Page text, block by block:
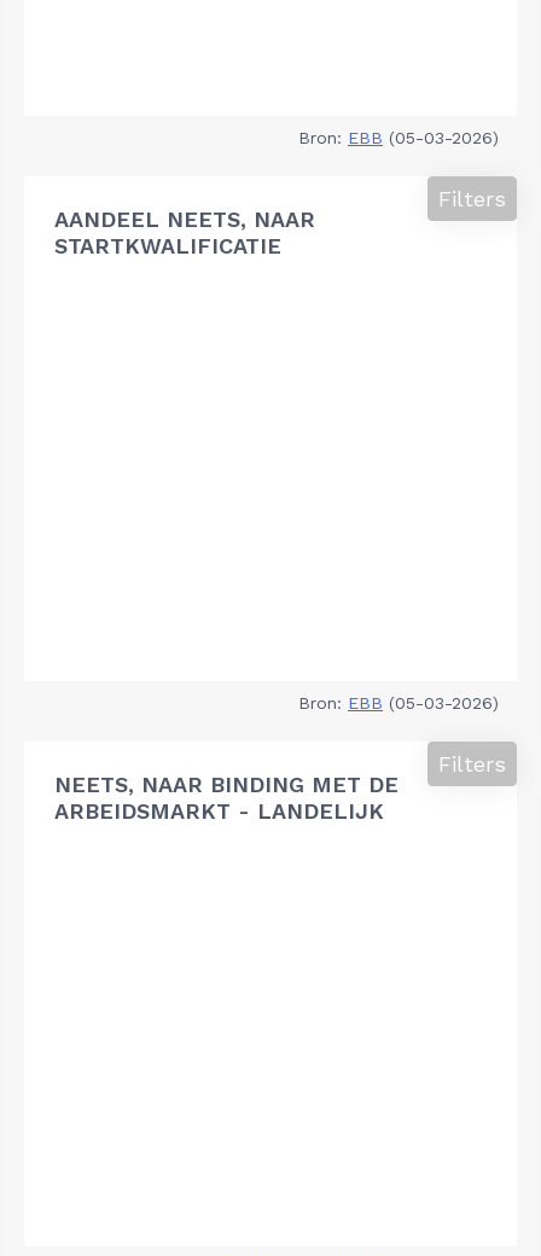
Bron: EBB (05-03-2026)
AANDEEL NEETS, NAAR
STARTKWALIFICATIE
Filters
Bron: EBB (05-03-2026)
NEETS, NAAR BINDING MET DE
ARBEIDSMARKT - LANDELIJK
Filters